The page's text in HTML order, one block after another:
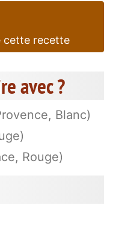
cette recette
avec ?
Blanc)
Rouge)